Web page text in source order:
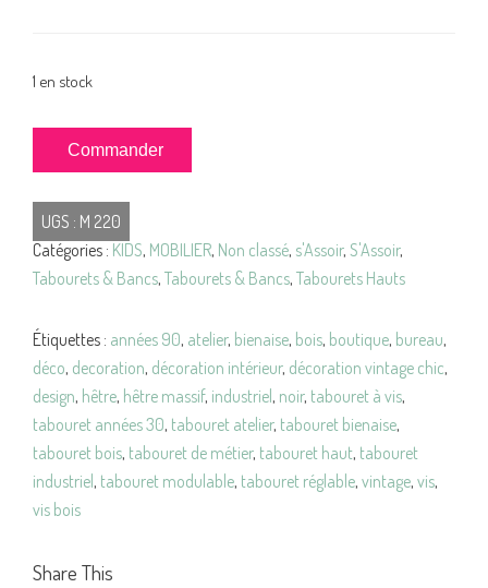
1 en stock
quantité
de
TABOURET
Vis
Hêtre
VINTAGE
Commander
UGS : M 220
Catégories : KIDS, MOBILIER, Non classé, s'Assoir, S'Assoir,
Tabourets & Bancs, Tabourets & Bancs, Tabourets Hauts
Étiquettes : années 90, atelier, bienaise, bois, boutique, bureau,
déco, decoration, décoration intérieur, décoration vintage chic,
design, hêtre, hêtre massif, industriel, noir, tabouret à vis,
tabouret années 30, tabouret atelier, tabouret bienaise,
tabouret bois, tabouret de métier, tabouret haut, tabouret
industriel, tabouret modulable, tabouret réglable, vintage, vis,
vis bois
Share This